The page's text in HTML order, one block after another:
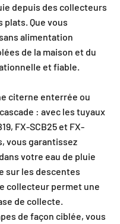
depuis des collecteurs
Que vous
alimentation
de la maison et du
et fiable.
citerne enterrée ou
: avec les tuyaux
FX-SCB25 et FX-
vous garantissez
votre eau de pluie
sur les descentes
collecteur permet une
de collecte.
de façon ciblée, vous